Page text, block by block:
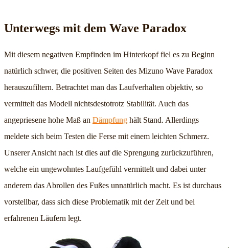
Unterwegs mit dem Wave Paradox
Mit diesem negativen Empfinden im Hinterkopf fiel es zu Beginn
natürlich schwer, die positiven Seiten des Mizuno Wave Paradox
herauszufiltern. Betrachtet man das Laufverhalten objektiv, so
vermittelt das Modell nichtsdestotrotz Stabilität. Auch das
angepriesene hohe Maß an Dämpfung hält Stand. Allerdings
meldete sich beim Testen die Ferse mit einem leichten Schmerz.
Unserer Ansicht nach ist dies auf die Sprengung zurückzuführen,
welche ein ungewohntes Laufgefühl vermittelt und dabei unter
anderem das Abrollen des Fußes unnatürlich macht. Es ist durchaus
vorstellbar, dass sich diese Problematik mit der Zeit und bei
erfahrenen Läufern legt.